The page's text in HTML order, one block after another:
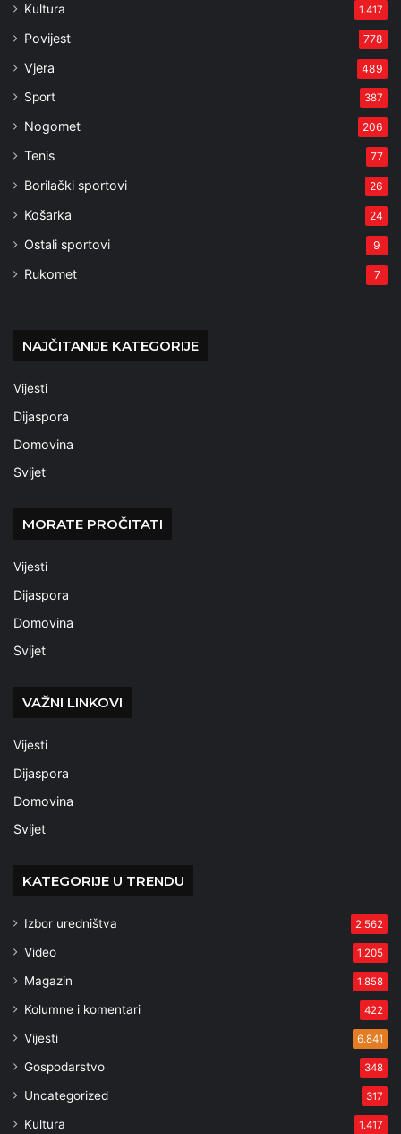
Kultura 1.417
Povijest 778
Vjera 489
Sport 387
Nogomet 206
Tenis 77
Borilački sportovi 26
Košarka 24
Ostali sportovi 9
Rukomet 7
NAJČITANIJE KATEGORIJE
Vijesti
Dijaspora
Domovina
Svijet
MORATE PROČITATI
Vijesti
Dijaspora
Domovina
Svijet
VAŽNI LINKOVI
Vijesti
Dijaspora
Domovina
Svijet
KATEGORIJE U TRENDU
Izbor uredništva 2.562
Video 1.205
Magazin 1.858
Kolumne i komentari 422
Vijesti 6.841
Gospodarstvo 348
Uncategorized 317
Kultura 1.417